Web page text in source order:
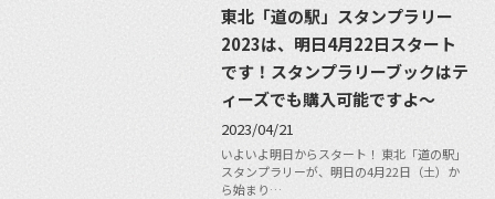
東北「道の駅」スタンプラリー
2023は、明日4月22日スタート
です！スタンプラリーブックはテ
ィーズでも購入可能ですよ〜
2023/04/21
いよいよ明日からスタート！ 東北「道の駅」
スタンプラリーが、明日の4月22日（土）か
ら始まり…